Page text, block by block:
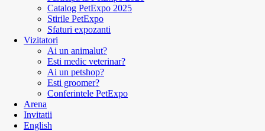
Catalog PetExpo 2025
Stirile PetExpo
Sfaturi expozanti
Vizitatori
Ai un animalut?
Esti medic veterinar?
Ai un petshop?
Esti groomer?
Conferintele PetExpo
Arena
Invitatii
English